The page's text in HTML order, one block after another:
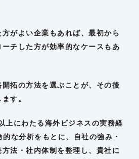
がよい企業もあれば、最初から
チした方が効率的なケースもあ
拓の方法を選ぶことが、その後
す。
上にわたる海外ビジネスの実務経
な分析をもとに、自社の強み・
法・社内体制を整理し、貴社に